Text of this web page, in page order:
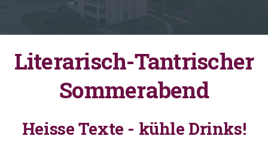
Literarisch-Tantrischer
Sommerabend
Heisse Texte - kühle Drinks!